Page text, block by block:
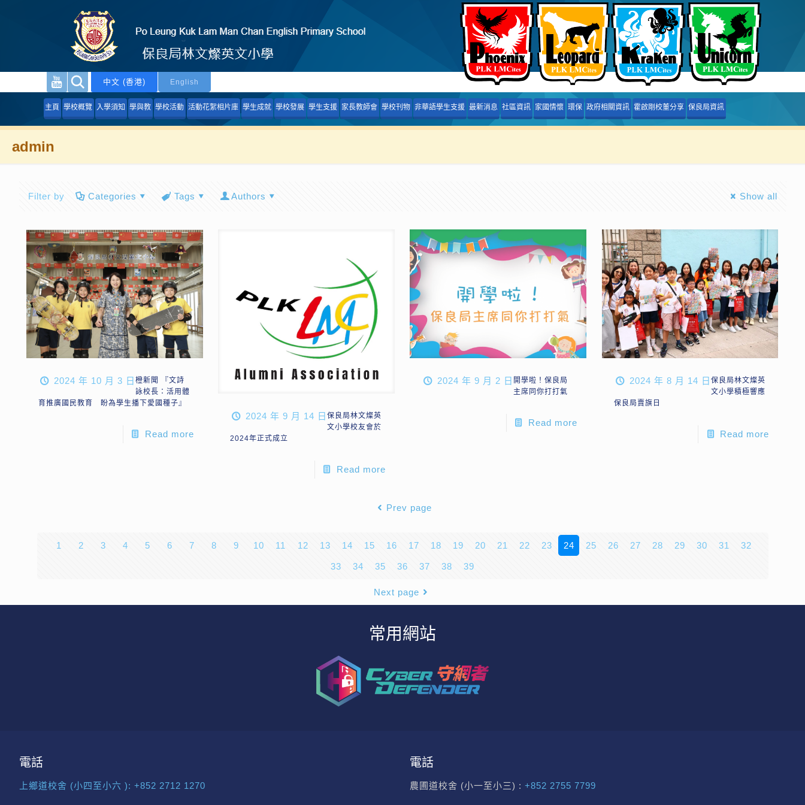
中文 (香港) English
主頁 學校概覽 入學須知 學與教 學校活動 活動花絮相片庫 學生成就 學校發展 學生支援 家長教師會 學校刊物 非華語學生支援 最新消息 社區資訊 家國情懷 環保 政府相關資訊 霍啟剛校董分享 保良局資訊
admin
Filter by Categories Tags Authors Show all
2024 年 10 月 3 日橙新聞 『文詩
詠校長：活用體
育推廣國民教育 盼為學生播下愛國種子』
Read more
2024 年 9 月 14 日保良局林文燦英
文小學校友會於
2024年正式成立
Read more
2024 年 9 月 2 日 開學啦！保良局
主席同你打打氣
Read more
2024 年 8 月 14 日 保良局林文燦英
文小學積極響應
保良局賣旗日
Read more
Prev page
1 2 3 4 5 6 7 8 9 10 11 12 13 14 15 16 17 18 19 20 21 22 23 24 25 26 27 28 29 30 31 32
33 34 35 36 37 38 39
Next page
常用網站
電話
上鄉道校舍 (小四至小六 ): +852 2712 1270
電話
農圃道校舍 (小一至小三) : +852 2755 7799